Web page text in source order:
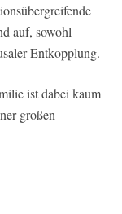
auf, sowohl
Entkopplung.
ist dabei kaum
großen